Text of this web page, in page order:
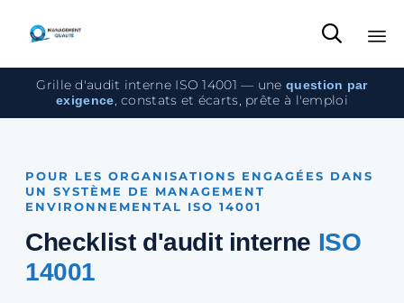

Grille d'audit interne ISO 14001 — unequestion par
exigence , constats et écarts, prête à l'emploi
POUR LES ORGANISATIONS ENGAGÉES DANS
UN SYSTÈME DE MANAGEMENT
ENVIRONNEMENTAL ISO 14001
Checklist d'audit interne ISO
14001